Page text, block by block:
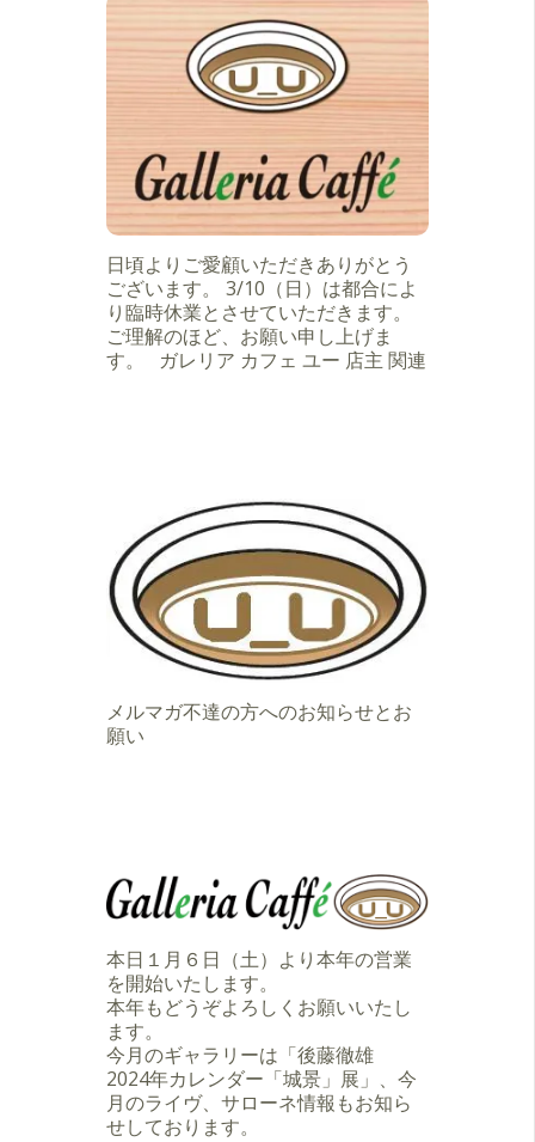
日頃よりご愛顧いただきありがとう
ございます。 3/10（日）は都合によ
り臨時休業とさせていただきます。
ご理解のほど、お願い申し上げま
す。 ガレリア カフェ ユー 店主 関連
メルマガ不達の方へのお知らせとお
願い
本日１月６日（土）より本年の営業
を開始いたします。
本年もどうぞよろしくお願いいたし
ます。
今月のギャラリーは「後藤徹雄
2024年カレンダー「城景」展」、今
月のライヴ、サローネ情報もお知ら
せしております。